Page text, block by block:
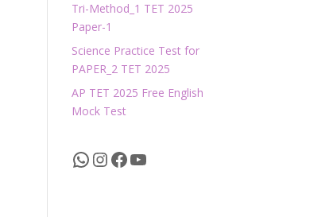
Tri-Method_1 TET 2025
Paper-1
Science Practice Test for
PAPER_2 TET 2025
AP TET 2025 Free English
Mock Test
WhatsApp
Instagram
Facebook
YouTube